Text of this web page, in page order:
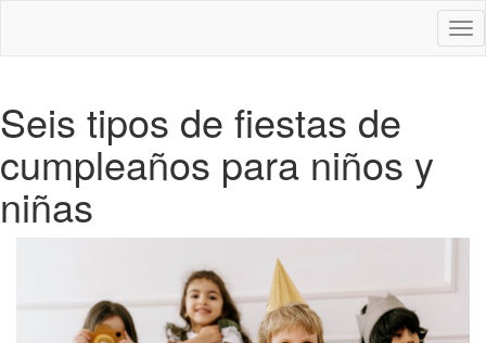
Seis tipos de fiestas de
cumpleaños para niños y
niñas